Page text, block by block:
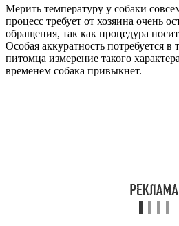
Мерить температуру у собаки
процесс требует от хозяина очень
обращения, так как процедура
Особая аккуратность потребуется в
питомца измерение такого
временем собака привыкнет.